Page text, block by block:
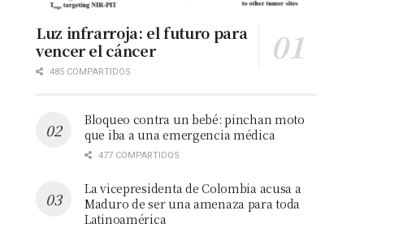
Luz infrarroja: el futuro para
vencer el cáncer
485 COMPARTIDOS
Bloqueo contra un bebé: pinchan moto
que iba a una emergencia médica
477 COMPARTIDOS
La vicepresidenta de Colombia acusa a
Maduro de ser una amenaza para toda
Latinoamérica